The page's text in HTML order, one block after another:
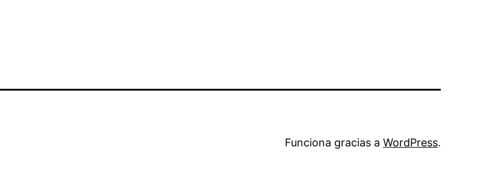
Funciona gracias a WordPress.